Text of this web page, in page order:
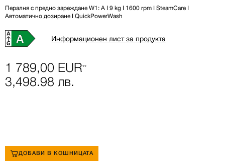
Пералня с предно зареждане W1: A I 9 kg I 1600 rpm I SteamCare I
Автоматично дозиране I QuickPowerWash
Информационен лист за продукта
1 789,00 EUR**
3,498.98 лв.
ДОБАВИ В КОШНИЦАТА